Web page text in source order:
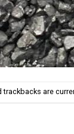
are